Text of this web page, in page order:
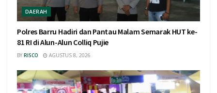
DAERAH
Polres Barru Hadiri dan Pantau Malam Semarak HUT ke-
81 RI di Alun-Alun Colliq Pujie
BY RISCO AGUSTUS 8, 2026